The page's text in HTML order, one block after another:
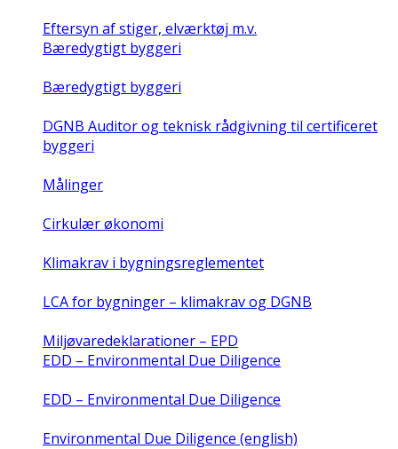
Eftersyn af stiger, elværktøj m.v.
Bæredygtigt byggeri
Bæredygtigt byggeri
DGNB Auditor og teknisk rådgivning til certificeret
byggeri
Målinger
Cirkulær økonomi
Klimakrav i bygningsreglementet
LCA for bygninger – klimakrav og DGNB
Miljøvaredeklarationer – EPD
EDD – Environmental Due Diligence
EDD – Environmental Due Diligence
Environmental Due Diligence (english)